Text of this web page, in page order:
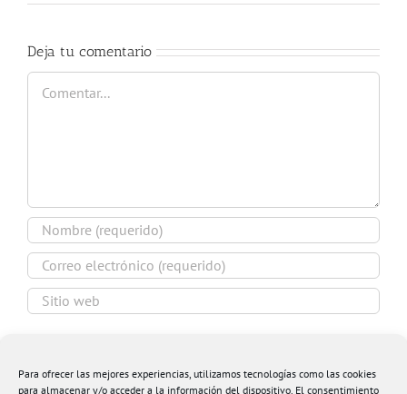
Para ofrecer las mejores experiencias, utilizamos tecnologías como las cookies
para almacenar y/o acceder a la información del dispositivo. El consentimiento
Deja tu comentario
Comentar
navegador para la próxima vez que comente.